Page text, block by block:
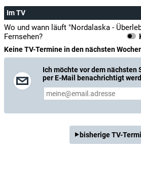
Im TV
Wo und wann läuft "Nordalaska -
Fernsehen?
Keine TV-Termine in den nächsten
Ich möchte vor dem
per E-Mail benachrichtigt
bisherige TV-